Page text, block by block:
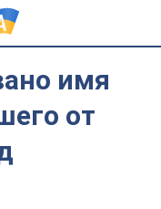
имя
от